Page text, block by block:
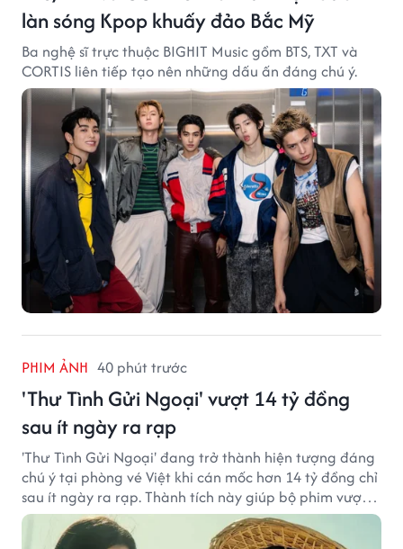
làn sóng Kpop khuấy đảo Bắc Mỹ
Ba nghệ sĩ trực thuộc BIGHIT Music gồm BTS, TXT và
CORTIS liên tiếp tạo nên những dấu ấn đáng chú ý.
PHIM ẢNH 40 phút trước
'Thư Tình Gửi Ngoại' vượt 14 tỷ đồng
sau ít ngày ra rạp
'Thư Tình Gửi Ngoại' đang trở thành hiện tượng đáng
chú ý tại phòng vé Việt khi cán mốc hơn 14 tỷ đồng chỉ
sau ít ngày ra rạp. Thành tích này giúp bộ phim vượt
kỳ vọng ban đầu và duy trì sức hút giữa cuộc cạnh
tranh của nhiều tác phẩm lớn.